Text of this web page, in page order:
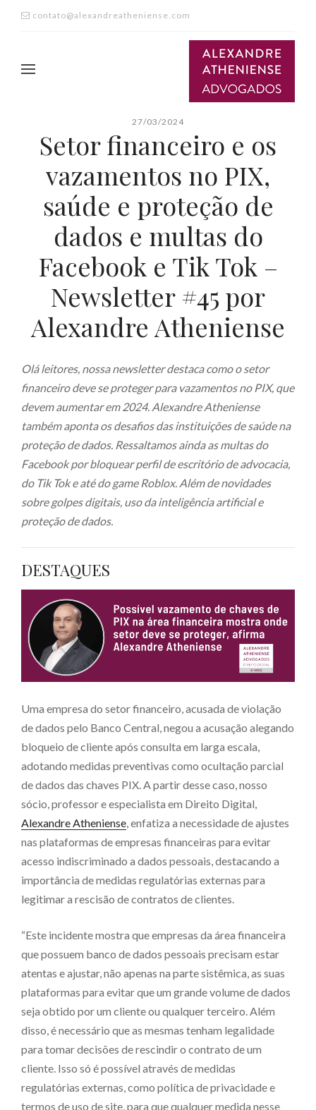
contato@alexandreatheniense.com
27/03/2024
Setor financeiro e os
vazamentos no PIX,
saúde e proteção de
dados e multas do
Facebook e Tik Tok –
Newsletter #45 por
Alexandre Atheniense
Olá leitores, nossa newsletter destaca como o setor
financeiro deve se proteger para vazamentos no PIX, que
devem aumentar em 2024. Alexandre Atheniense
também aponta os desafios das instituições de saúde na
proteção de dados. Ressaltamos ainda as multas do
Facebook por bloquear perfil de escritório de advocacia,
do Tik Tok e até do game Roblox. Além de novidades
sobre golpes digitais, uso da inteligência artificial e
proteção de dados.
DESTAQUES
Uma empresa do setor financeiro, acusada de violação
de dados pelo Banco Central, negou a acusação alegando
bloqueio de cliente após consulta em larga escala,
adotando medidas preventivas como ocultação parcial
de dados das chaves PIX. A partir desse caso, nosso
sócio, professor e especialista em Direito Digital,
Alexandre Atheniense, enfatiza a necessidade de ajustes
nas plataformas de empresas financeiras para evitar
acesso indiscriminado a dados pessoais, destacando a
importância de medidas regulatórias externas para
legitimar a rescisão de contratos de clientes.
“Este incidente mostra que empresas da área financeira
que possuem banco de dados pessoais precisam estar
atentas e ajustar, não apenas na parte sistêmica, as suas
plataformas para evitar que um grande volume de dados
seja obtido por um cliente ou qualquer terceiro. Além
disso, é necessário que as mesmas tenham legalidade
para tomar decisões de rescindir o contrato de um
cliente. Isso só é possível através de medidas
regulatórias externas, como política de privacidade e
termos de uso de site, para que qualquer medida nesse